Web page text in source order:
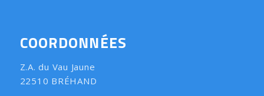
COORDONNÉES
Z.A. du Vau Jaune
22510 BRÉHAND